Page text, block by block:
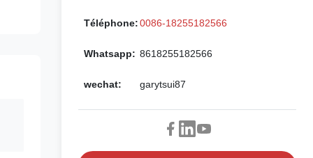
Téléphone:0086-18255182566
Whatsapp: 8618255182566
wechat: garytsui87